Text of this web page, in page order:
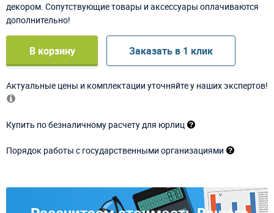
декором. Сопутствующие товары и аксессуары оплачиваются
дополнительно!
В корзину Заказать в 1 клик
Актуальные цены и комплектации уточняйте у наших экспертов!
Купить по безналичному расчету для юрлиц
Порядок работы с государственными организациями